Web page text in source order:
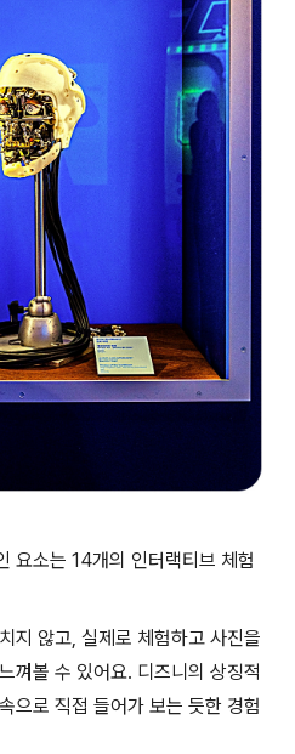
요소는 14개의 인터랙티브 체험
지 않고, 실제로 체험하고 사진을
껴볼 수 있어요. 디즈니의 상징적
으로 직접 들어가 보는 듯한 경험